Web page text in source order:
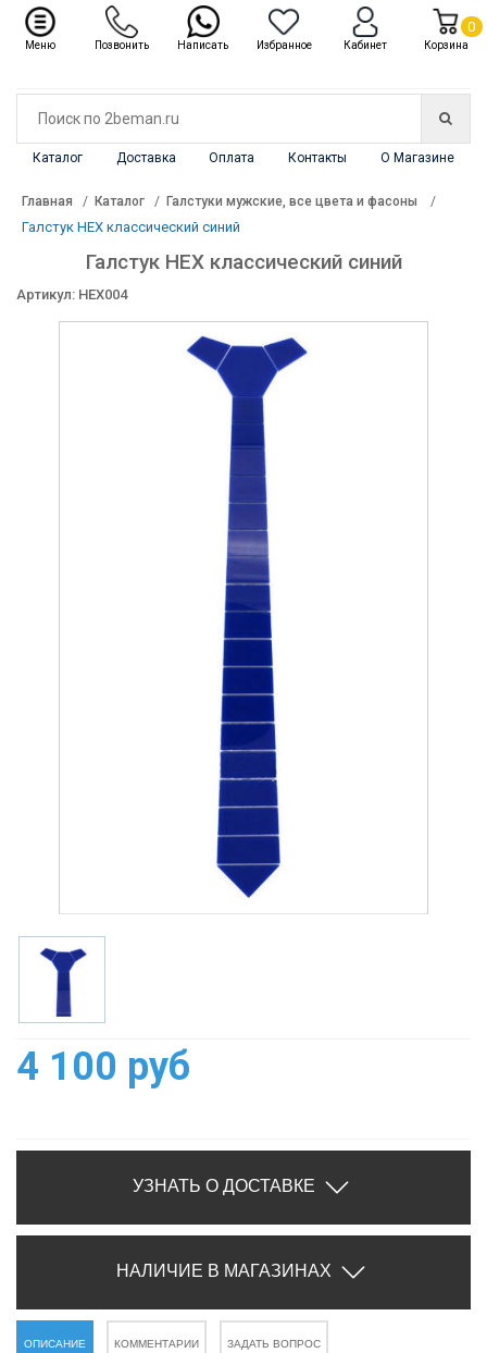
Каталог Доставка Оплата Контакты О Магазине
Каталог ✖
Главная Каталог Галстуки мужские, все цвета и фасоны
Галстук HEX классический синий
Галстук HEX классический синий
Артикул: HEX004
4 100 руб
УЗНАТЬ О ДОСТАВКЕ
НАЛИЧИЕ В МАГАЗИНАХ
ОПИСАНИЕ КОММЕНТАРИИ ЗАДАТЬ ВОПРОС
Меню Позвонить Написать Избранное Кабинет Корзина
0